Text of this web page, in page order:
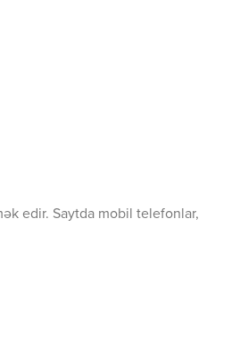
edir. Saytda mobil telefonlar,